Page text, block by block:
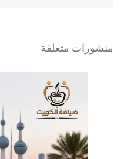
منشورات متعلقة